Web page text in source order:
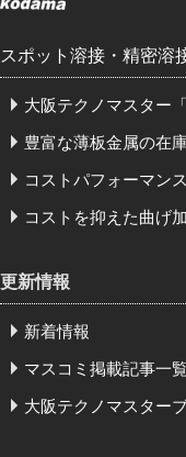
スポット溶接・精密溶
大阪テクノマスター
豊富な薄板金属の在
コストパフォーマン
コストを抑えた曲げ
更新情報
新着情報
マスコミ掲載記事一覧
大阪テクノマスター